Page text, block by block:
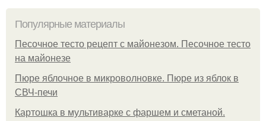
Популярные материалы
Песочное тесто рецепт с майонезом. Песочное тесто
на майонезе
Пюре яблочное в микроволновке. Пюре из яблок в
СВЧ-печи
Картошка в мультиварке с фаршем и сметаной.